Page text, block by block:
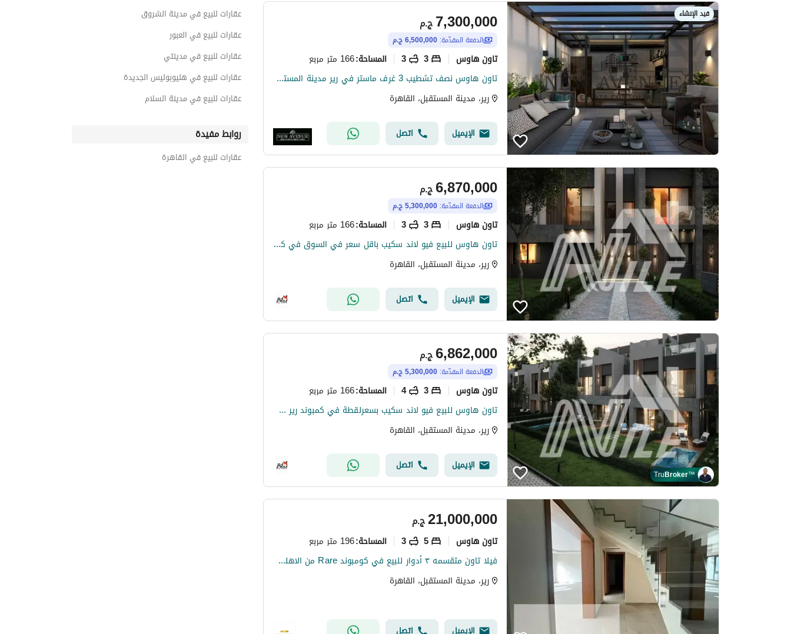
قيد الإنشاء
ج.م7,300,000
الدفعة المقدّمة: 6,500,000 ج.م
تاون هاوس 3
3 المساحة:166 متر مربع
تاون هاوس نصف تشطيب 3 غرف ماستر في رير مدينة المستقبل
رير، مدينة المستقبل، القاهرة
الإيميل اتصل
ج.م6,870,000
الدفعة المقدّمة: 5,300,000 ج.م
تاون هاوس 3
3 المساحة:166 متر مربع
تاون هاوس للبيع فيو لاند سكيب باقل سعر في السوق في كمبوند رير صبور المستقبل سيتي - Rare Sabbour Al Mostakbal City
رير، مدينة المستقبل، القاهرة
الإيميل اتصل
TruBroker™
ج.م6,862,000
الدفعة المقدّمة: 5,300,000 ج.م
تاون هاوس 3
4 المساحة:166 متر مربع
تاون هاوس للبيع فيو لاند سكيب بسعرلقطة في كمبوند رير صبور المستقبل سيتي - Rare Sabbour Al Mostakbal City
رير، مدينة المستقبل، القاهرة
الإيميل اتصل
ج.م21,000,000
تاون هاوس 5
3 المساحة:196 متر مربع
فيلا تاون متقسمه ٣ أدوار للبيع في كومبوند Rare من الاهلي صبور بالتقسيط
رير، مدينة المستقبل، القاهرة
الإيميل اتصل
عقارات للبيع في مدينة الشروق
عقارات للبيع في العبور
عقارات للبيع في مدينتي
عقارات للبيع في هليوبوليس الجديدة
عقارات للبيع في مدينة السلام
روابط مفيدة
عقارات للبيع في القاهرة